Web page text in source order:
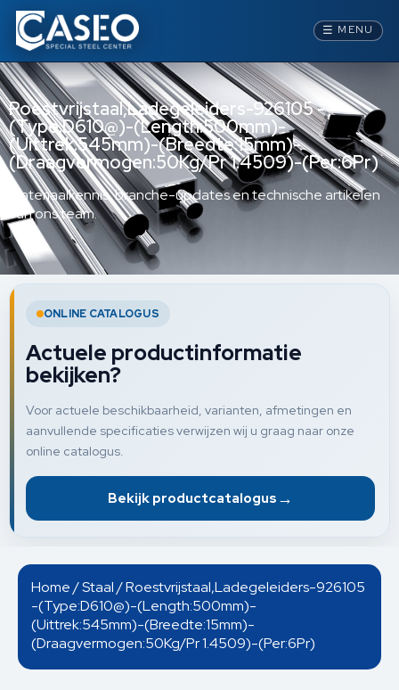
☰ MENU
Roestvrijstaal,Ladegeleiders-926105 -
(Type:D610@)-(Length:500mm)-
(Uittrek:545mm)-(Breedte:15mm)-
(Draagvermogen:50Kg/Pr 1.4509)-(Per:6Pr)
Materiaalkennis, branche-updates en technische artikelen
van ons team.
ONLINE CATALOGUS
Actuele productinformatie
bekijken?
Voor actuele beschikbaarheid, varianten, afmetingen en
aanvullende specificaties verwijzen wij u graag naar onze
online catalogus.
Bekijk productcatalogus →
Home/Staal/ Roestvrijstaal,Ladegeleiders-926105
-(Type:D610@)-(Length:500mm)-
(Uittrek:545mm)-(Breedte:15mm)-
(Draagvermogen:50Kg/Pr 1.4509)-(Per:6Pr)